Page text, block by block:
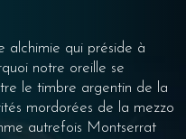
alchimie qui préside à
notre oreille se
le timbre argentin de la
mordorées de la mezzo
autrefois Montserrat